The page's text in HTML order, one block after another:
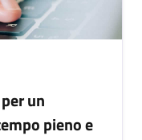
un
pieno e